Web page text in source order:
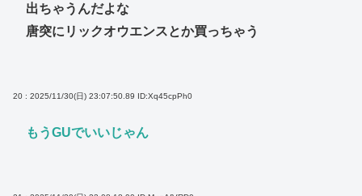
出ちゃうんだよな
唐突にリックオウエンスとか買っちゃう
20 : 2025/11/30(日) 23:07:50.89 ID:Xq45cpPh0
もうGUでいいじゃん